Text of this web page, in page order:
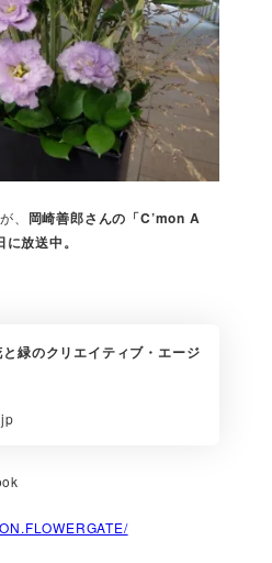
、 岡崎善郎さんの「C’mon A
放送中。
緑のクリエイティブ・エージ